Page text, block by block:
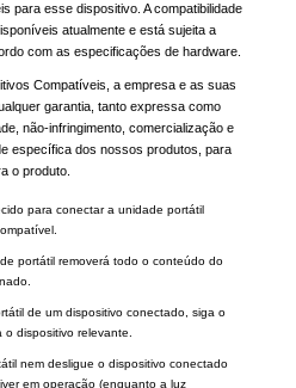
para esse dispositivo. A compatibilidade
atualmente e está sujeita a
com as especificações de hardware.
Compatíveis, a empresa e as suas
garantia, tanto expressa como
não-infringimento, comercialização e
específica dos nossos produtos, para
o produto.
para conectar a unidade portátil
portátil removerá todo o conteúdo do
de um dispositivo conectado, siga o
dispositivo relevante.
nem desligue o dispositivo conectado
em operação (enquanto a luz